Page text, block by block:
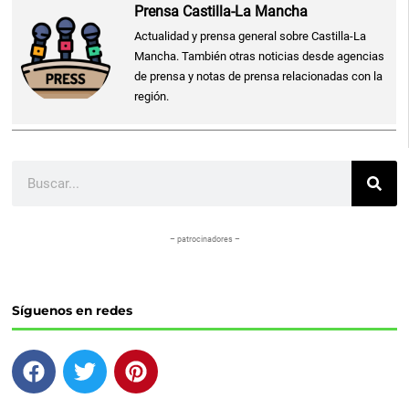
Prensa Castilla-La Mancha
Actualidad y prensa general sobre Castilla-La
Mancha. También otras noticias desde agencias
de prensa y notas de prensa relacionadas con la
región.
– patrocinadores –
Síguenos en redes
F
a
T
w
P
i